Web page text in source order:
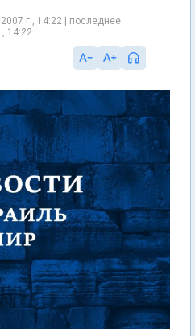
г., 14:22 | последнее
14:22